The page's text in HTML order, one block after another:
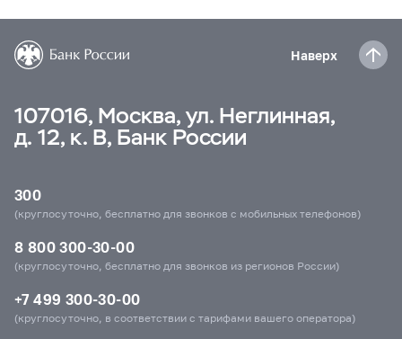
Наверх
107016, Москва, ул. Неглинная,
д. 12, к. В, Банк России
300
(круглосуточно, бесплатно для звонков с мобильных телефонов)
8 800 300-30-00
(круглосуточно, бесплатно для звонков из регионов России)
+7 499 300-30-00
(круглосуточно, в соответствии с тарифами вашего оператора)